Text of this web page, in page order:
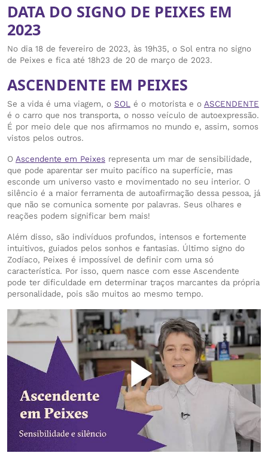
DATA DO SIGNO DE PEIXES EM
2023
No dia 18 de fevereiro de 2023, às 19h35, o Sol entra no signo
de Peixes e fica até 18h23 de 20 de março de 2023.
ASCENDENTE EM PEIXES
Se a vida é uma viagem, o SOL é o motorista e o ASCENDENTE
é o carro que nos transporta, o nosso veículo de autoexpressão.
É por meio dele que nos afirmamos no mundo e, assim, somos
vistos pelos outros.
O Ascendente em Peixes representa um mar de sensibilidade,
que pode aparentar ser muito pacífico na superfície, mas
esconde um universo vasto e movimentado no seu interior. O
silêncio é a maior ferramenta de autoafirmação dessa pessoa, já
que não se comunica somente por palavras. Seus olhares e
reações podem significar bem mais!
Além disso, são indivíduos profundos, intensos e fortemente
intuitivos, guiados pelos sonhos e fantasias. Último signo do
Zodíaco, Peixes é impossível de definir com uma só
característica. Por isso, quem nasce com esse Ascendente
pode ter dificuldade em determinar traços marcantes da própria
personalidade, pois são muitos ao mesmo tempo.